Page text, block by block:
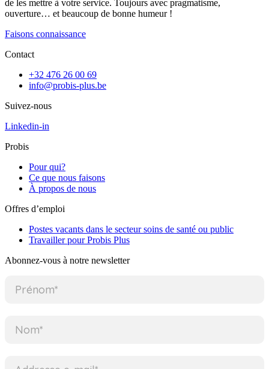
de les mettre à votre service. Toujours avec pragmatisme,
ouverture… et beaucoup de bonne humeur !
Faisons connaissance
Contact
+32 476 26 00 69
info@probis-plus.be
Suivez-nous
Linkedin-in
Probis
Pour qui?
Ce que nous faisons
À propos de nous
Offres d’emploi
Postes vacants dans le secteur soins de santé ou public
Travailler pour Probis Plus
Abonnez-vous à notre newsletter